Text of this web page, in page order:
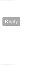
Reply